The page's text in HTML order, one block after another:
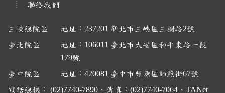
聯絡我們
三峽總院區
地址：237201 新北市三峽區三樹路2號
臺北院區
地址：106011 臺北市大安區和平東路一段
179號
臺中院區
地址：420081 臺中市豐原區師範街67號
電話總機： (02)7740-7890、傳真：(02)7740-7064、TANet